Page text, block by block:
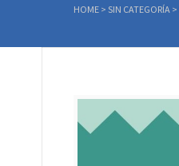
HOME > SIN CATEGORÍA >